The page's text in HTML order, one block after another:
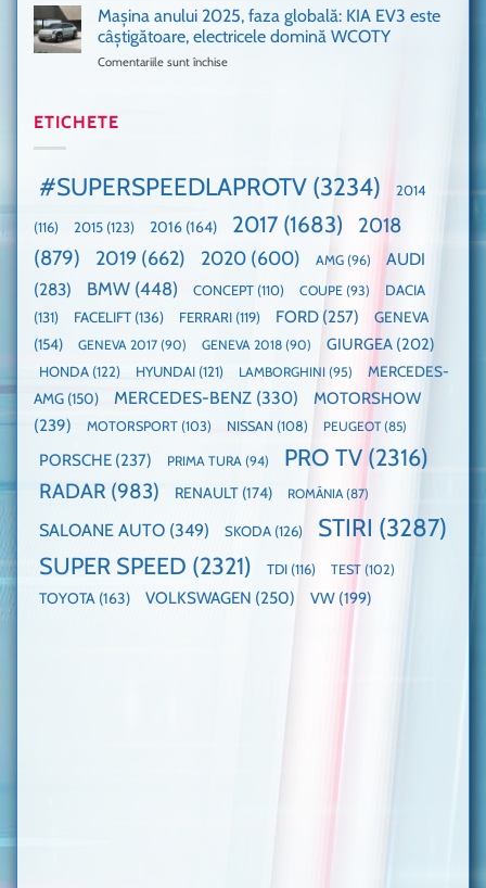
nevoie
de
umărul
cu
mai
mare
paradă
de
dube
911
GT3,
cea
pe
Nurburgring
Mașina anului 2025, faza globală: KIA EV3 este
câștigătoare, electricele domină WCOTY
Comentariile sunt închise
EV3
câștigătoare,
electricele
domină
WCOTY
ETICHETE
#SUPERSPEEDLAPROTV (3234) 2014
(116) 2015 (123) 2016 (164) 2017 (1683)
2018
(879)
2019 (662) 2020 (600) AMG (96)
AUDI
(283)
BMW (448) CONCEPT (110) COUPE (93)
DACIA
(131)
FACELIFT (136) FERRARI (119) FORD (257)
GENEVA
(154)
GENEVA 2017 (90) GENEVA 2018 (90) GIURGEA (202)
HONDA (122) HYUNDAI (121) LAMBORGHINI (95)
MERCEDES-
AMG (150) MERCEDES-BENZ (330)
MOTORSHOW
(239)
MOTORSPORT (103) NISSAN (108) PEUGEOT(85)
PORSCHE (237) PRIMA TURA (94) PRO TV (2316)
RADAR (983) RENAULT (174) ROMÂNIA(87)
SALOANE AUTO (349) SKODA (126) STIRI (3287)
SUPER SPEED (2321) TDI (116) TEST (102)
TOYOTA (163) VOLKSWAGEN (250) VW (199)